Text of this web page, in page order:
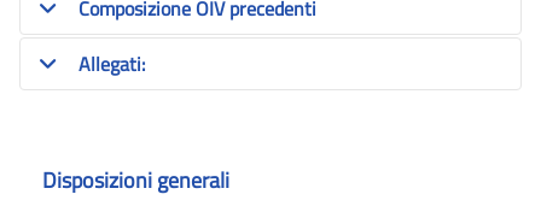
Disposizioni generali
Composizione OIV precedenti
Allegati: